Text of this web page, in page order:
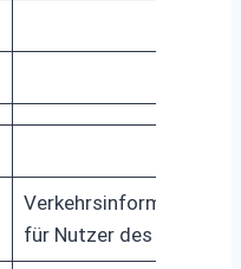
Verkehrsinformationen
für Nutzer des VBB